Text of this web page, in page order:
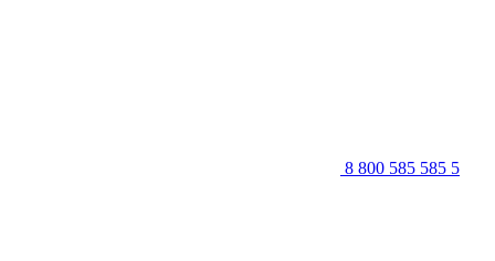
8 800 585 585 5